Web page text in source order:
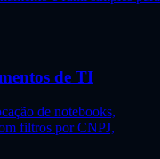
de TI
de notebooks,
filtros por CNPJ,